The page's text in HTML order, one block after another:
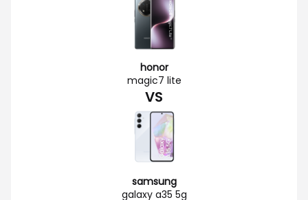
honor
magic7 lite
VS
samsung
galaxy a35 5g